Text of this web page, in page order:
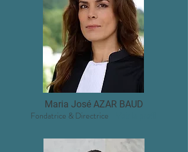
Maria José AZAR BAUD
Fondatrice & Directrice